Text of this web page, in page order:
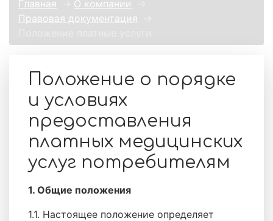
Главная О компании
Правовая документация
Положение о порядке
и условиях
предоставления
платных медицинских
услуг потребителям
1. Общие положения
1.1. Настоящее положение определяет